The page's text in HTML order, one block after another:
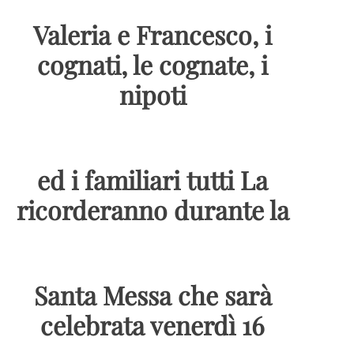
Valeria e Francesco, i
cognati, le cognate, i
nipoti
ed i familiari tutti La
ricorderanno durante la
Santa Messa che sarà
celebrata venerdì 16